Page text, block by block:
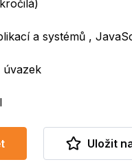
a systémů ,
úvazek
Uložit